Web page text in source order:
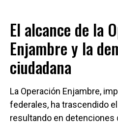
El alcance de la
Enjambre y la
ciudadana
La Operación Enjambre,
federales, ha trascendido
resultando en detenciones